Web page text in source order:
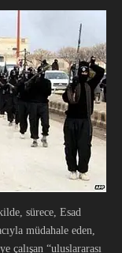
sürece, Esad
müdahale eden,
çalışan “uluslararası